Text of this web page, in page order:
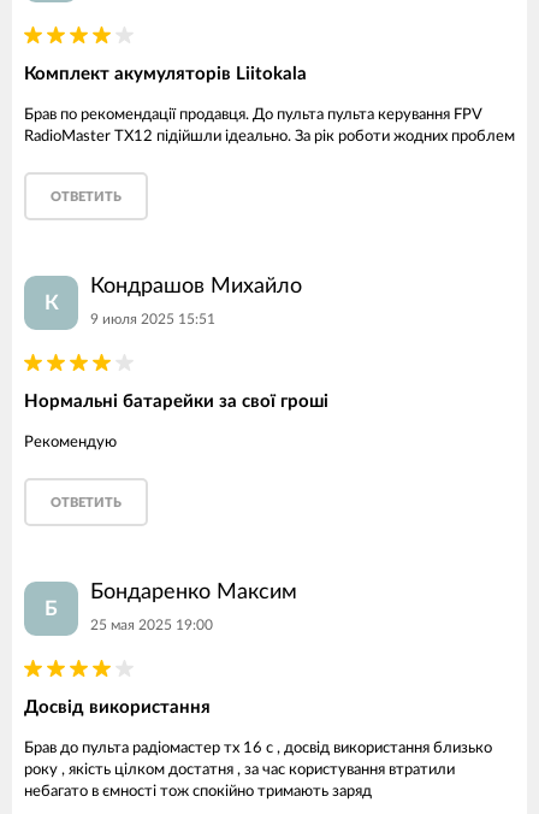
Комплект акумуляторів Liitokala
Брав по рекомендації продавця. До пульта пульта керування FPV
RadioMaster TX12 підійшли ідеально. За рік роботи жодних проблем
ОТВЕТИТЬ
К
Кондрашов Михайло
9 июля 2025 15:51
Нормальні батарейки за свої гроші
Рекомендую
ОТВЕТИТЬ
Б
Бондаренко Максим
25 мая 2025 19:00
Досвід використання
Брав до пульта радіомастер тх 16 с , досвід використання близько
року , якість цілком достатня , за час користування втратили
небагато в ємності тож спокійно тримають заряд